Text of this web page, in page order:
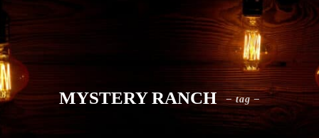
MYSTERY RANCH – tag –